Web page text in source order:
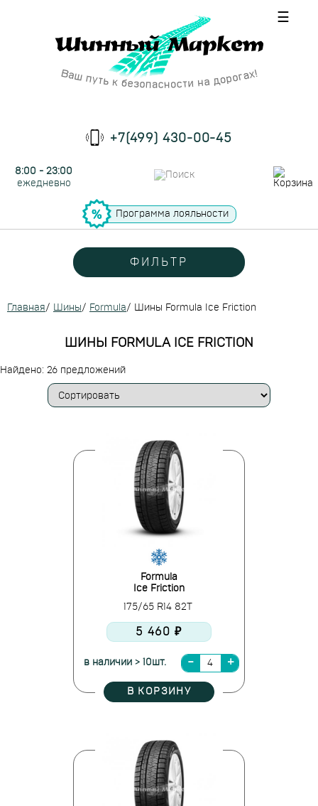
☰
+7(499) 430-00-45
8:00 - 23:00
ежедневно
Программа лояльности
ФИЛЬТР
Главная/ Шины/ Formula/ Шины Formula Ice Friction
ШИНЫ FORMULA ICE FRICTION
Найдено: 26 предложений
Formula
Ice Friction
175/65 R14 82T
5 460 ₽
в наличии > 10шт.
В КОРЗИНУ